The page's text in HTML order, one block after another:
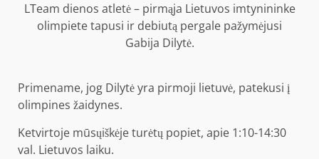
LTeam dienos atletė – pirmąja Lietuvos imtynininke
olimpiete tapusi ir debiutą pergale pažymėjusi
Gabija Dilytė.
Primename, jog Dilytė yra pirmoji lietuvė, patekusi į
olimpines žaidynes.
Ketvirtoje mūsųiškėje turėtų popiet, apie 1:10-14:30
val. Lietuvos laiku.